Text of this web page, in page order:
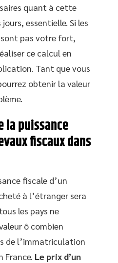
quant à cette
essentielle. Si les
pas votre fort,
ce calcul en
Tant que vous
obtenir la valeur
puissance
fiscaux dans
fiscale d’un
à l’étranger sera
les pays ne
ô combien
de l’immatriculation
France. Le prix d’un